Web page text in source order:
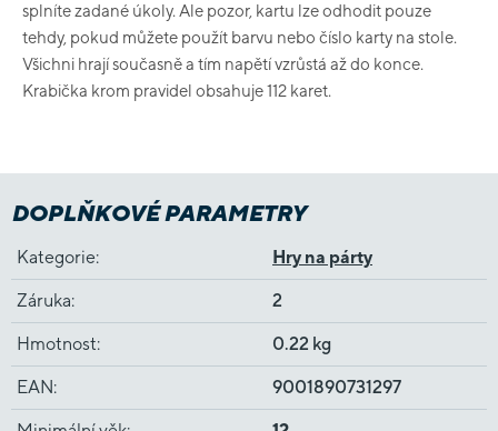
splníte zadané úkoly. Ale pozor, kartu lze odhodit pouze
tehdy, pokud můžete použít barvu nebo číslo karty na stole.
Všichni hrají současně a tím napětí vzrůstá až do konce.
Krabička krom pravidel obsahuje 112 karet.
DOPLŇKOVÉ PARAMETRY
Kategorie: Hry na párty
Záruka: 2
Hmotnost: 0.22 kg
EAN: 9001890731297